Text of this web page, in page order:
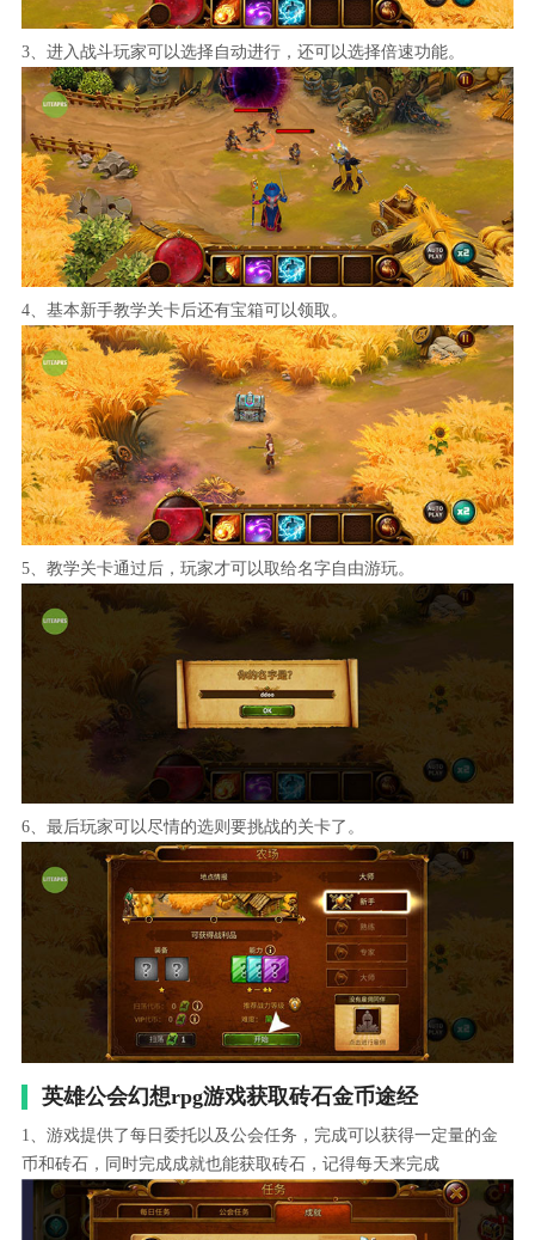
3、进入战斗玩家可以选择自动进行，还可以选择倍速功能。
4、基本新手教学关卡后还有宝箱可以领取。
5、教学关卡通过后，玩家才可以取给名字自由游玩。
6、最后玩家可以尽情的选则要挑战的关卡了。
英雄公会幻想rpg游戏获取砖石金币途经
1、游戏提供了每日委托以及公会任务，完成可以获得一定量的金
币和砖石，同时完成成就也能获取砖石，记得每天来完成